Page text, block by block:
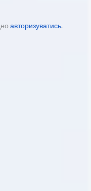
авторизуватись.